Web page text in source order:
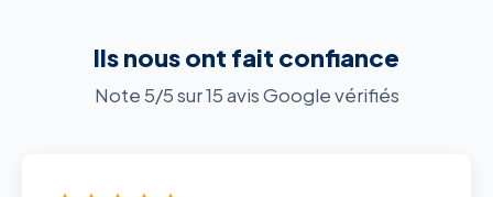
Ils nous ont fait confiance
Note 5/5 sur 15 avis Google vérifiés